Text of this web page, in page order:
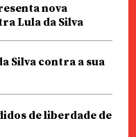
nova
Lula da Silva
Silva contra a sua
de liberdade de